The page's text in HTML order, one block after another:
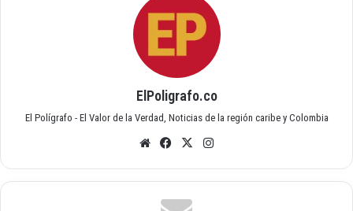
ElPoligrafo.co
El Polígrafo - El Valor de la Verdad, Noticias de la región caribe y Colombia
Siti
we
b
Fac
ok
X
am